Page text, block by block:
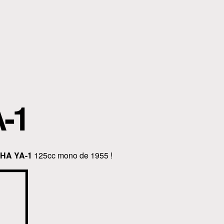
1
YA-1 125cc mono de 1955 !